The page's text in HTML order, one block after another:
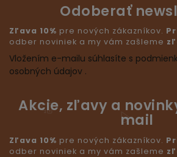
Odoberať
Zľava 10% pre nových zákazníkov.
odber noviniek a my vám zašleme
Vložením e-mailu súhlasíte s
osobných údajov .
Akcie, zľavy a
mail
Zľava 10% pre nových zákazníkov.
odber noviniek a my vám zašleme